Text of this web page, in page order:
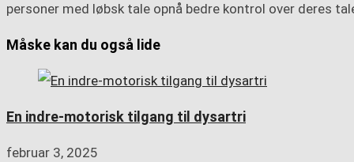
personer med løbsk tale opnå bedre kontrol over deres
Måske kan du også lide
En indre-motorisk tilgang til dysartri
februar 3, 2025